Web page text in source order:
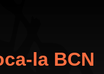
la BCN